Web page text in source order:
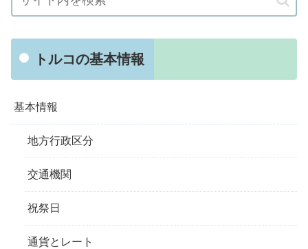
トルコの基本情報
基本情報
地方行政区分
交通機関
祝祭日
通貨とレート